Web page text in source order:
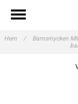
Hem / Barnsmycken